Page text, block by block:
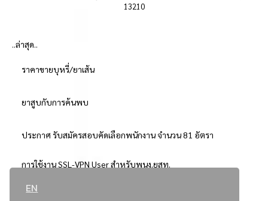
EN
13210
..ล่าสุด..
ราคาขายบุหรี่/ยาเส้น
ยาสูบกับการค้นพบ
ประกาศ รับสมัครสอบคัดเลือกพนักงาน จำนวน 81 อัตรา
การใช้งาน SSL-VPN User สำหรับพนง.ยสท.
..ยอดนิยม..